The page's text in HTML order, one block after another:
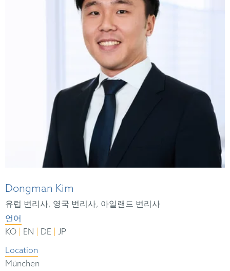
Dongman Kim
유럽 변리사, 영국 변리사, 아일랜드 변리사
언어
KO
EN DE
JP
Location
München